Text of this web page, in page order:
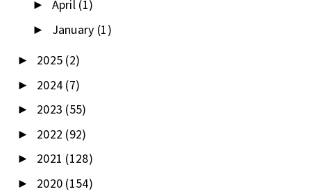
► April (1)
► January (1)
► 2025 (2)
► 2024 (7)
► 2023 (55)
► 2022 (92)
► 2021 (128)
► 2020 (154)